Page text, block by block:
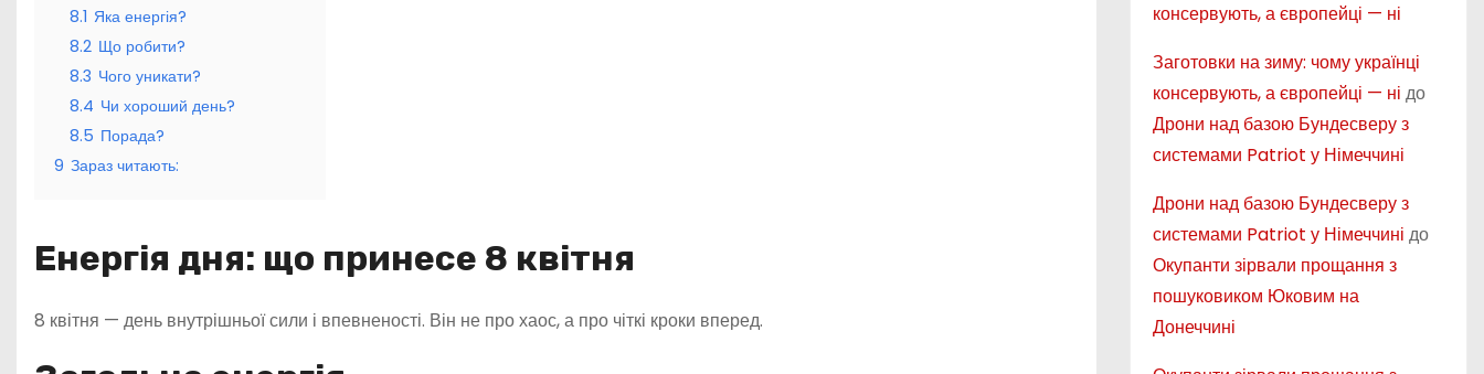
8.1 Яка енергія?
8.2 Що робити?
8.3 Чого уникати?
8.4 Чи хороший день?
8.5 Порада?
9 Зараз читають:
Енергія дня: що принесе 8 квітня
8 квітня — день внутрішньої сили і впевненості. Він не про хаос, а про чіткі кроки вперед.
консервують, а європейці — ні
Заготовки на зиму: чому українці
консервують, а європейці — ні до
Дрони над базою Бундесверу з
системами Patriot у Німеччині
Дрони над базою Бундесверу з
системами Patriot у Німеччині до
Окупанти зірвали прощання з
пошуковиком Юковим на
Донеччині